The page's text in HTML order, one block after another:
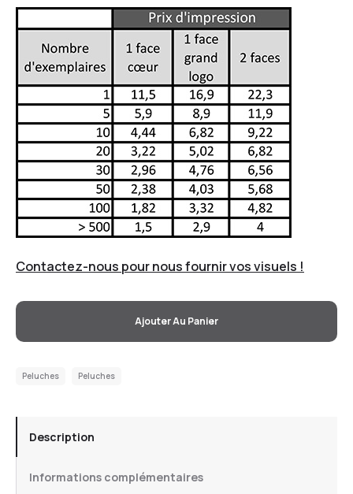
Contactez-nous pour nous fournir vos visuels !
Ajouter Au Panier
Peluches Peluches
Description
Informations complémentaires